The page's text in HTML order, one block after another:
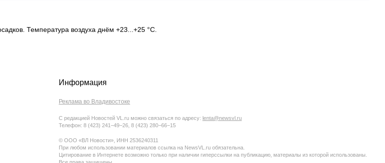
Температура воздуха днём +23...+25 °C.
Информация
Реклама во Владивостоке
С редакцией Новостей VL.ru можно связаться по адресу: lenta@newsvl.ru
Телефон: 8 (423) 241−49−26, 8 (423) 280−66−15
© ООО «ВЛ Новости», ИНН 2536240311
При любом использовании материалов ссылка на NewsVL.ru обязательна.
Цитирование в Интернете возможно только при наличии гиперссылки на публикацию, материалы из которой использованы.